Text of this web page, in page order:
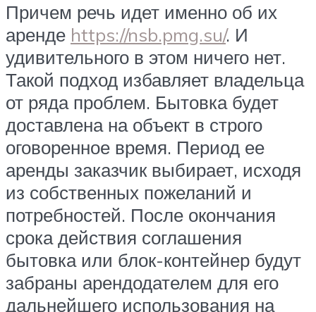
Причем речь идет именно об их
аренде https://nsb.pmg.su/. И
удивительного в этом ничего нет.
Такой подход избавляет владельца
от ряда проблем. Бытовка будет
доставлена на объект в строго
оговоренное время. Период ее
аренды заказчик выбирает, исходя
из собственных пожеланий и
потребностей. После окончания
срока действия соглашения
бытовка или блок-контейнер будут
забраны арендодателем для его
дальнейшего использования на